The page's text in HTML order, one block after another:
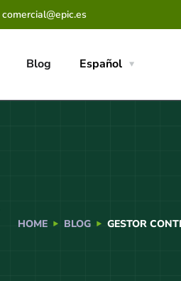
comercial@epic.es
Blog Español
HOME BLOG GESTOR